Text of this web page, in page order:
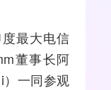
最大电信
董事长阿
一同参观